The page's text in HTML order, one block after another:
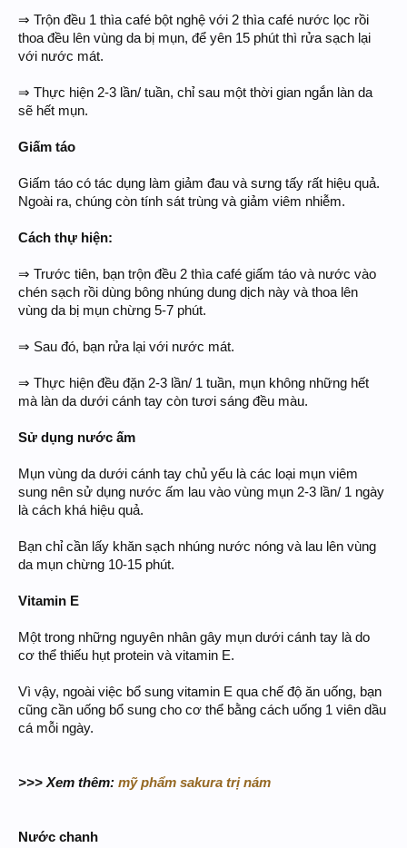
⇒ Trộn đều 1 thìa café bột nghệ với 2 thìa café nước lọc rồi
thoa đều lên vùng da bị mụn, để yên 15 phút thì rửa sạch lại
với nước mát.
⇒ Thực hiện 2-3 lần/ tuần, chỉ sau một thời gian ngắn làn da
sẽ hết mụn.
Giấm táo
Giấm táo có tác dụng làm giảm đau và sưng tấy rất hiệu quả.
Ngoài ra, chúng còn tính sát trùng và giảm viêm nhiễm.
Cách thự hiện:
⇒ Trước tiên, bạn trộn đều 2 thìa café giấm táo và nước vào
chén sạch rồi dùng bông nhúng dung dịch này và thoa lên
vùng da bị mụn chừng 5-7 phút.
⇒ Sau đó, bạn rửa lại với nước mát.
⇒ Thực hiện đều đặn 2-3 lần/ 1 tuần, mụn không những hết
mà làn da dưới cánh tay còn tươi sáng đều màu.
Sử dụng nước ấm
Mụn vùng da dưới cánh tay chủ yếu là các loại mụn viêm
sung nên sử dụng nước ấm lau vào vùng mụn 2-3 lần/ 1 ngày
là cách khá hiệu quả.
Bạn chỉ cần lấy khăn sạch nhúng nước nóng và lau lên vùng
da mụn chừng 10-15 phút.
Vitamin E
Một trong những nguyên nhân gây mụn dưới cánh tay là do
cơ thể thiếu hụt protein và vitamin E.
Vì vậy, ngoài việc bổ sung vitamin E qua chế độ ăn uống, bạn
cũng cần uống bổ sung cho cơ thể bằng cách uống 1 viên dầu
cá mỗi ngày.
>>> Xem thêm: mỹ phẩm sakura trị nám
Nước chanh